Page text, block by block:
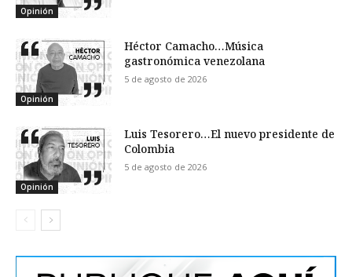
Opinión
Opinión
Héctor Camacho…Música
gastronómica venezolana
5 de agosto de 2026
Opinión
Luis Tesorero…El nuevo presidente de
Colombia
5 de agosto de 2026